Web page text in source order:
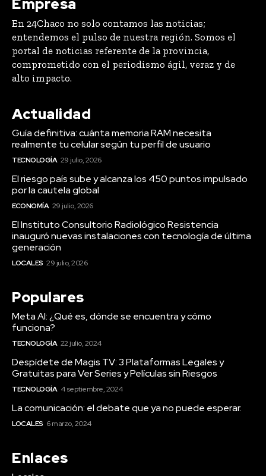
Empresa
En 24Chaco no solo contamos las noticias;
entendemos el pulso de nuestra región. Somos el
portal de noticias referente de la provincia,
comprometido con el periodismo ágil, veraz y de
alto impacto.
Actualidad
Guía definitiva: cuánta memoria RAM necesita
realmente tu celular según tu perfil de usuario
TECNOLOGÍA 29 julio, 2026
El riesgo país sube y alcanza los 450 puntos impulsado
por la cautela global
ECONOMÍA 29 julio, 2026
El Instituto Consultorio Radiológico Resistencia
inauguró nuevas instalaciones con tecnología de última
generación
LOCALES 29 julio, 2026
Populares
Meta AI: ¿Qué es, dónde se encuentra y cómo
funciona?
TECNOLOGÍA 22 julio, 2024
Despídete de Magis TV: 3 Plataformas Legales y
Gratuitas para Ver Series y Películas sin Riesgos
TECNOLOGÍA 4 septiembre, 2024
La comunicación: el debate que ya no puede esperar.
LOCALES 6 marzo, 2024
Enlaces